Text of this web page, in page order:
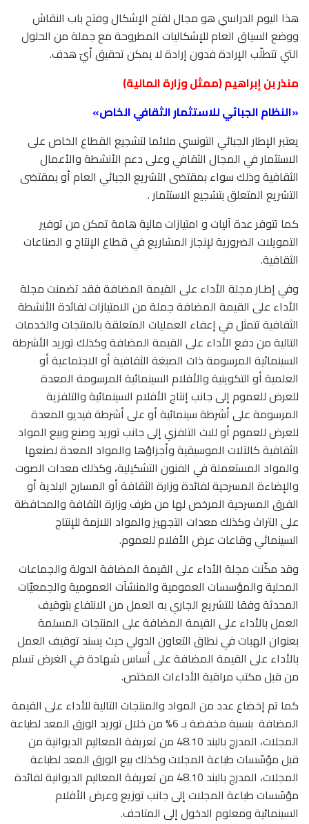
هذا اليوم الدراسي هو مجال لفتح الإشكال وفتح باب النقاش
ووضع السياق العام للإشكاليات المطروحة مع جملة من الحلول
التي تتطلّب الإرادة فدون إرادة لا يمكن تحقيق أيّ هدف.
منذر بن إبراهيم (ممثل وزارة المالية)
«النظام الجبائي للاستثمار الثقافي الخاص»
يعتبر الإطار الجبائي التونسي ملائما لتشجيع القطاع الخاص على
الاستثمار في المجال الثقافي وعلى دعم الأنشطة والأعمال
الثقافية وذلك سواء بمقتضى التشريع الجبائي العام أو بمقتضى
التشريع المتعلق بتشجيع الاستثمار .
كما تتوفر عدة آليات و امتيازات مالية هامة تمكن من توفير
التمويلات الضرورية لإنجاز المشاريع في قطاع الإنتاج و الصناعات
الثقافية.
وفي إطـار مجلة الأداء على القيمة المضافة فقد تضمنت مجلة
الأداء على القيمة المضافة جملة من الامتيازات لفائدة الأنشطة
الثقافية تتمثل في إعفاء العمليات المتعلقة بالمنتجات والخدمات
التالية من دفع الأداء على القيمة المضافة وكذلك توريد الأشرطة
السينمائية المرسومة ذات الصبغة الثقافية أو الاجتماعية أو
العلمية أو التكوينية والأفلام السينمائية المرسومة المعدة
للعرض للعموم إلى جانب إنتاج الأفلام السينمائية والتلفزية
المرسومة على أشرطة سينمائية أو على أشرطة فيديو المعدة
للعرض للعموم أو للبث التلفزي إلى جانب توريد وصنع وبيع المواد
الثقافية كالآلات الموسيقية وأجزاؤها والمواد المعدة لصنعها
والمواد المستعملة في الفنون التشكيلية، وكذلك معدات الصوت
والإضاءة المسرحية لفائدة وزارة الثقافة أو المسارح البلدية أو
الفرق المسرحية المرخص لها من طرف وزارة الثقافة والمحافظة
على التراث وكذلك معدات التجهيز والمواد اللازمة للإنتاج
السينمائي وقاعات عرض الأفلام للعموم.
وقد مكّنت مجلة الأداء على القيمة المضافة الدولة والجماعات
المحلية والمؤسسات العمومية والمنشآت العمومية والجمعيّات
المحدثة وفقا للتشريع الجاري به العمل من الانتفاع بتوقيف
العمل بالأداء على القيمة المضافة على المنتجات المسلمة
بعنوان الهبات في نطاق التعاون الدولي حيث يسند توقيف العمل
بالأداء على القيمة المضافة على أساس شهادة في الغرض تسلم
من قبل مكتب مراقبة الأداءات المختص.
كما تم إخضاع عدد من المواد والمنتجات التالية للأداء على القيمة
المضافة
بنسبة مخفضة بـ 6% من خلال توريد الورق المعد لطباعة
المجلات، المدرج بالبند 48.10 من تعريفة المعاليم الديوانية من
قبل مؤسّسات طباعة المجلات وكذلك بيع الورق المعد لطباعة
المجلات، المدرج بالبند 48.10 من تعريفة المعاليم الديوانية لفائدة
مؤسّسات طباعة المجلات إلى جانب توزيع وعرض الأفلام
السينمائية ومعلوم الدخول إلى المتاحف.